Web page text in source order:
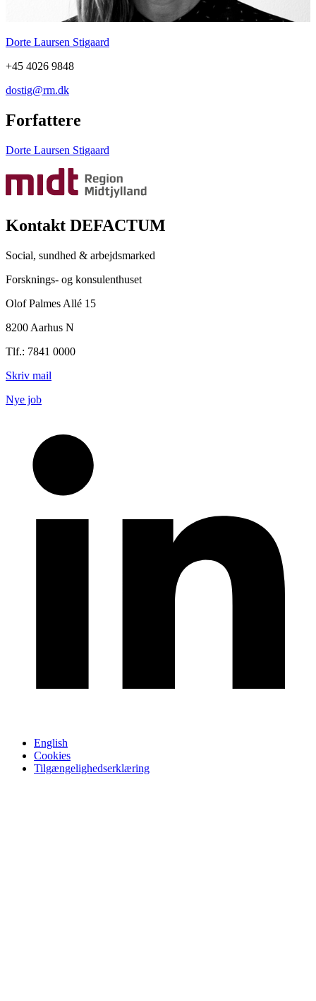
Dorte Laursen Stigaard
+45 4026 9848
dostig@rm.dk
Forfattere
Dorte Laursen Stigaard
Kontakt DEFACTUM
Social, sundhed & arbejdsmarked
Forsknings- og konsulenthuset
Olof Palmes Allé 15
8200 Aarhus N
Tlf.: 7841 0000
Skriv mail
Nye job
English
Cookies
Tilgængelighedserklæring